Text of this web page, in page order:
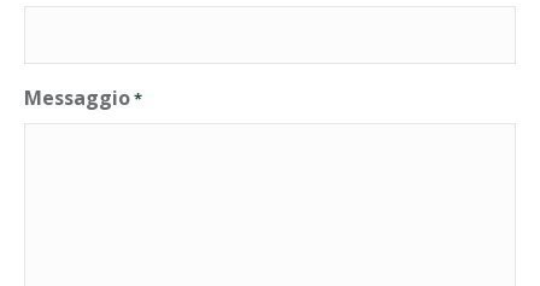
Messaggio*